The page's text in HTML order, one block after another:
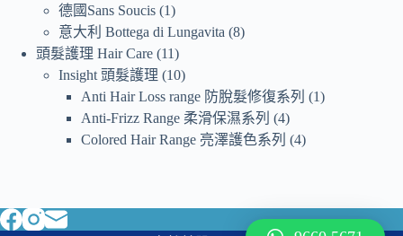
德國Sans Soucis 1
意大利 Bottega di Lungavita 8
頭髮護理 Hair Care 11
Insight 頭髮護理
10
Anti Hair Loss range 防脫髮修復系列
1
Anti-Frizz Range 柔滑保濕系列
4
Colored Hair Range 亮澤護色系列
4